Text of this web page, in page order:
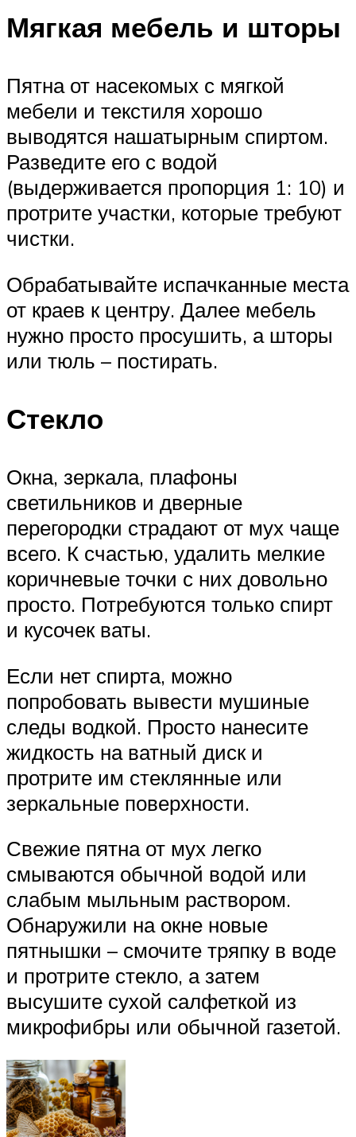
Мягкая мебель и шторы
Пятна от насекомых с мягкой
мебели и текстиля хорошо
выводятся нашатырным спиртом.
Разведите его с водой
(выдерживается пропорция 1: 10) и
протрите участки, которые требуют
чистки.
Обрабатывайте испачканные места
от краев к центру. Далее мебель
нужно просто просушить, а шторы
или тюль – постирать.
Стекло
Окна, зеркала, плафоны
светильников и дверные
перегородки страдают от мух чаще
всего. К счастью, удалить мелкие
коричневые точки с них довольно
просто. Потребуются только спирт
и кусочек ваты.
Если нет спирта, можно
попробовать вывести мушиные
следы водкой. Просто нанесите
жидкость на ватный диск и
протрите им стеклянные или
зеркальные поверхности.
Свежие пятна от мух легко
смываются обычной водой или
слабым мыльным раствором.
Обнаружили на окне новые
пятнышки – смочите тряпку в воде
и протрите стекло, а затем
высушите сухой салфеткой из
микрофибры или обычной газетой.